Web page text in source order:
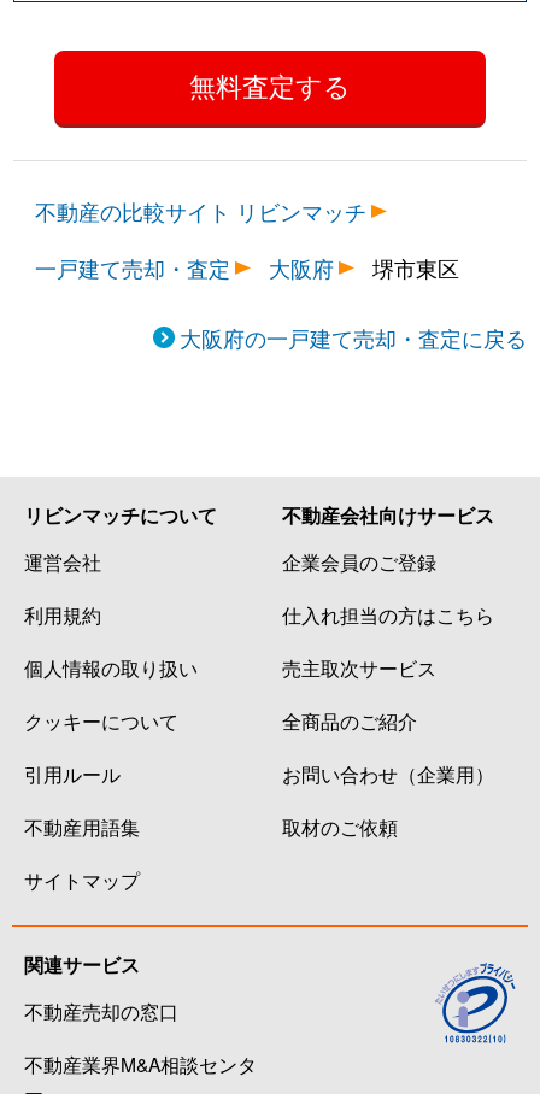
不動産の比較サイト リビンマッチ
一戸建て売却・査定
大阪府 堺市東区
大阪府の一戸建て売却・査定に戻る
リビンマッチについて
運営会社
利用規約
個人情報の取り扱い
クッキーについて
引用ルール
不動産用語集
サイトマップ
不動産会社向けサービス
企業会員のご登録
仕入れ担当の方はこちら
売主取次サービス
全商品のご紹介
お問い合わせ（企業用）
取材のご依頼
関連サービス
不動産売却の窓口
不動産業界M&A相談センタ